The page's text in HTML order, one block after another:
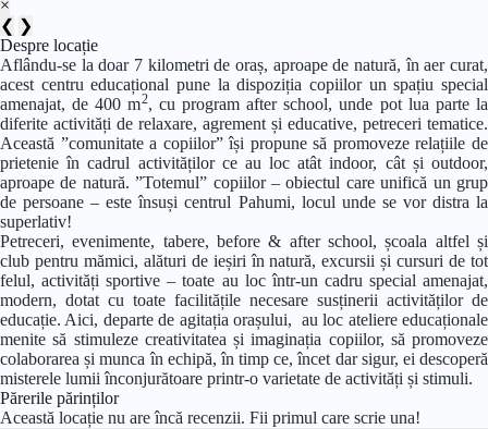
×
❮ ❯
Despre locație
Aflându-se la doar 7 kilometri de oraș, aproape de natură, în aer curat,
acest centru educațional pune la dispoziția copiilor un spațiu special
amenajat, de 400 m2, cu program after school, unde pot lua parte la
diferite activități de relaxare, agrement și educative, petreceri tematice.
Această ”comunitate a copiilor” își propune să promoveze relațiile de
prietenie în cadrul activităților ce au loc atât indoor, cât și outdoor,
aproape de natură. ”Totemul” copiilor – obiectul care unifică un grup
de persoane – este însuși centrul Pahumi, locul unde se vor distra la
superlativ!
Petreceri, evenimente, tabere, before & after school, școala altfel și
club pentru mămici, alături de ieșiri în natură, excursii și cursuri de tot
felul, activități sportive – toate au loc într-un cadru special amenajat,
modern, dotat cu toate facilitățile necesare susținerii activităților de
educație. Aici, departe de agitația orașului, au loc ateliere educaționale
menite să stimuleze creativitatea și imaginația copiilor, să promoveze
colaborarea și munca în echipă, în timp ce, încet dar sigur, ei descoperă
misterele lumii înconjurătoare printr-o varietate de activități și stimuli.
Părerile părinților
Această locație nu are încă recenzii. Fii primul care scrie una!